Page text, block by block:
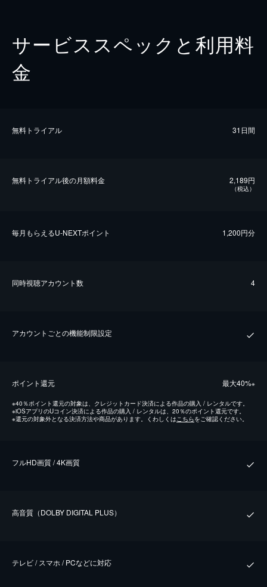
サービススペックと利用料
金
無料トライアル 31日間
無料トライアル後の⽉額料金 2,189円
（税込）
毎⽉もらえるU-NEXTポイント 1,200円分
同時視聴アカウント数 4
アカウントごとの機能制限設定
ポイント還元 最⼤40%※
※40％ポイント還元の対象は、クレジットカード決済による作品の購入 / レンタルです。
※iOSアプリのUコイン決済による作品の購入 / レンタルは、20％のポイント還元です。
※還元の対象外となる決済方法や商品があります。くわしくはこちらをご確認ください。
フルHD画質 / 4K画質
⾼⾳質（DOLBY DIGITAL PLUS）
テレビ / スマホ / PCなどに対応